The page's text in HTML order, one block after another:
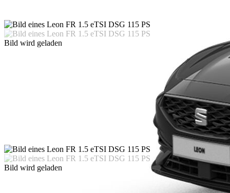
Bild wird geladen
Bild wird geladen